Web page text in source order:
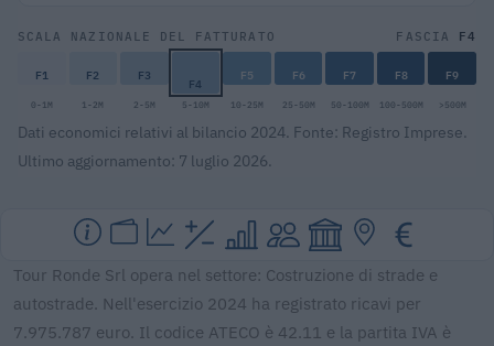
SCALA NAZIONALE DEL FATTURATO FASCIA F4
F1 F2 F3 F4 F5 F6 F7 F8 F9
0-1M 1-2M 2-5M 5-10M 10-25M 25-50M 50-100M 100-500M >500M
Dati economici relativi al bilancio 2024. Fonte: Registro Imprese.
Ultimo aggiornamento: 7 luglio 2026.
Tour Ronde Srl opera nel settore: Costruzione di strade e
autostrade. Nell'esercizio 2024 ha registrato ricavi per
7.975.787 euro. Il codice ATECO è 42.11 e la partita IVA è